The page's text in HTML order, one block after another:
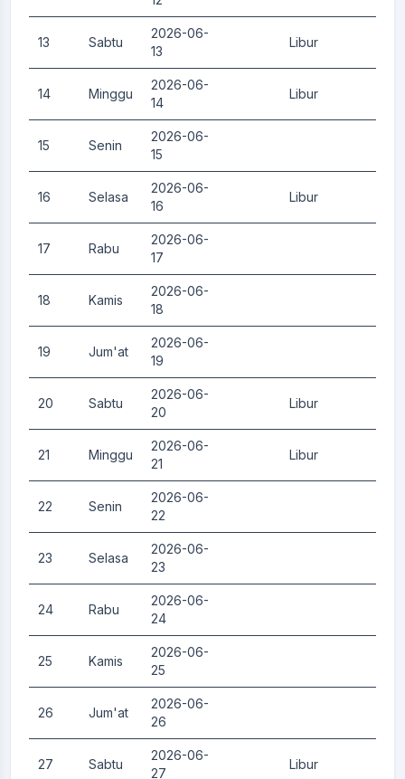
13 Sabtu
2026-06-
13
Libur
14 Minggu
2026-06-
14
Libur
15 Senin
2026-06-
15
16 Selasa
2026-06-
16
Libur
17 Rabu
2026-06-
17
18 Kamis
2026-06-
18
19 Jum'at
2026-06-
19
20 Sabtu
2026-06-
20
Libur
21 Minggu
2026-06-
21
Libur
22 Senin
2026-06-
22
23 Selasa
2026-06-
23
24 Rabu
2026-06-
24
25 Kamis
2026-06-
25
26 Jum'at
2026-06-
26
27 Sabtu
2026-06-
27
Libur